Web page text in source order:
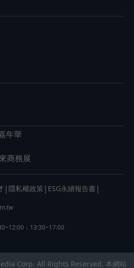
年華
商務展
| 隱私權政策 | ESG永續報告書 |
；13:30~17:00
Corp. All Rights Reserved. 本網站